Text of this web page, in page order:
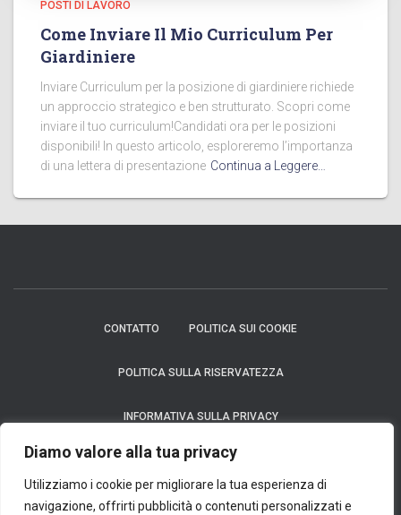
Diamo valore alla tua privacy
Utilizziamo i cookie per migliorare la tua esperienza di
navigazione, offrirti pubblicità o contenuti personalizzati e
POSTI DI LAVORO
Come Inviare Il Mio Curriculum Per
Giardiniere
Inviare Curriculum per la posizione di giardiniere richiede
un approccio strategico e ben strutturato. Scopri come
inviare il tuo curriculum!Candidati ora per le posizioni
disponibili! In questo articolo, esploreremo l’importanza
di una lettera di presentazione Continua a Leggere…
CONTATTO POLITICA SUI COOKIE
POLITICA SULLA RISERVATEZZA
INFORMATIVA SULLA PRIVACY
Avviso: In nessun caso richiediamo un pagamento per fornire un prodotto
Considerazioni: Ci impegniamo al massimo per garantire l'accuratezza e la